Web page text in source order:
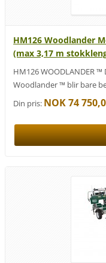
HM126 Woodlander
(max 3,17 m
HM126 WOODLANDER
Woodlander ™ blir bare
Din pris: NOK 74